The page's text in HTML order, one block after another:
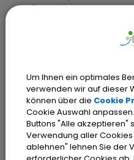
Beantragung
Sterbefall im
Sterbefall; Anzeige
Sterbeurkunde;
Um Ihnen ein optimales
verwenden wir auf dieser
können über die Cookie
Cookie Auswahl
Buttons "Alle akzeptieren"
Verwendung aller Cookies
ablehnen" lehnen Sie der